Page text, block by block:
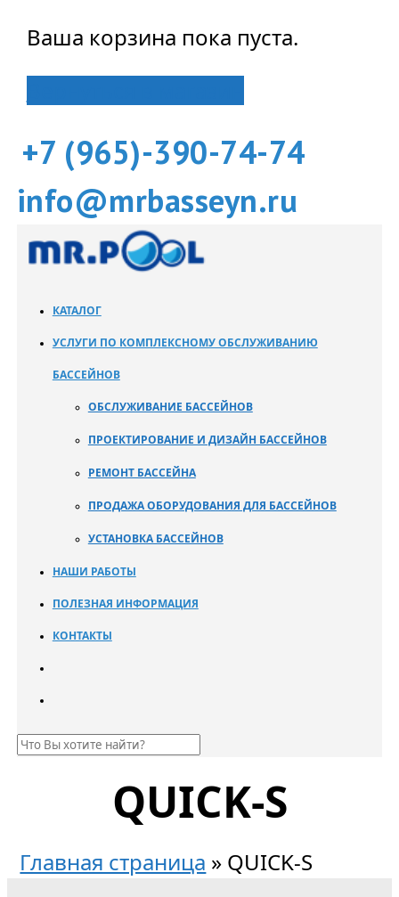
Ваша корзина пока пуста.
+7 (965)-390-74-74
info@mrbasseyn.ru
КАТАЛОГ
УСЛУГИ ПО КОМПЛЕКСНОМУ ОБСЛУЖИВАНИЮ
БАССЕЙНОВ
ОБСЛУЖИВАНИЕ БАССЕЙНОВ
ПРОЕКТИРОВАНИЕ И ДИЗАЙН БАССЕЙНОВ
РЕМОНТ БАССЕЙНА
ПРОДАЖА ОБОРУДОВАНИЯ ДЛЯ БАССЕЙНОВ
УСТАНОВКА БАССЕЙНОВ
НАШИ РАБОТЫ
ПОЛЕЗНАЯ ИНФОРМАЦИЯ
КОНТАКТЫ
QUICK-S
Главная страница » QUICK-S